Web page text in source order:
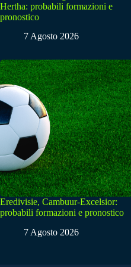
Hertha: probabili formazioni e
pronostico
7 Agosto 2026
Eredivisie, Cambuur-Excelsior:
probabili formazioni e pronostico
7 Agosto 2026